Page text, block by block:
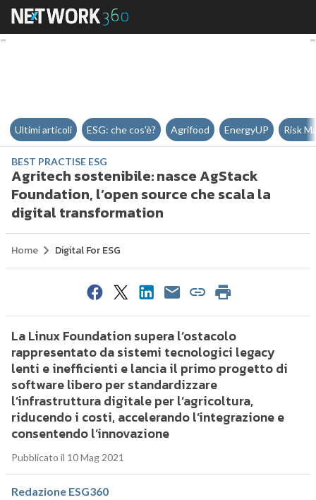
Agritech sostenibile: nasce
Ultimi articoli ESG: che cos'è? Agrifood EnergyUP Risk
BEST PRACTISE ESG
Agritech sostenibile: nasce AgStack
Foundation, l’open source che scala la
digital transformation
Home Digital For ESG
La Linux Foundation supera l’ostacolo
rappresentato da sistemi tecnologici legacy
lenti e inefficienti e lancia il primo progetto di
software libero per standardizzare
l’infrastruttura digitale per l’agricoltura,
riducendo i costi, accelerando l’integrazione e
consentendo l’innovazione
Pubblicato il 10 Mag 2021
Redazione ESG360